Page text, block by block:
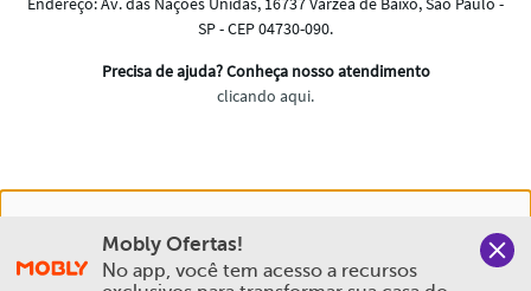
experiência na Mobly. Quando você navega no nosso site,
aceita esta condição
Mobly Ofertas!
No app, você tem acesso a recursos